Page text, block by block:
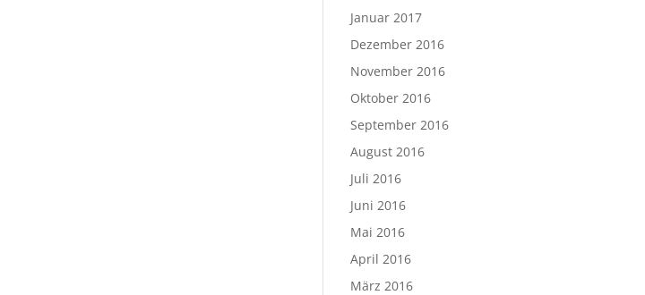
Januar 2017
Dezember 2016
November 2016
Oktober 2016
September 2016
August 2016
Juli 2016
Juni 2016
Mai 2016
April 2016
März 2016